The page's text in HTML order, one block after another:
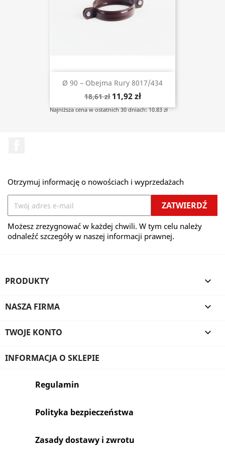
Ø 90 – Obejma Rury 8017/434
18,61 zł 11,92 zł
Najniższa cena w ostatnich 30 dniach: 10.83 zł
Otrzymuj informację o nowościach i wyprzedażach
Możesz zrezygnować w każdej chwili. W tym celu należy
odnaleźć szczegóły w naszej informacji prawnej.
PRODUKTY 
NASZA FIRMA 
TWOJE KONTO 
INFORMACJA O SKLEPIE
Regulamin
Polityka bezpieczeństwa
Zasady dostawy i zwrotu